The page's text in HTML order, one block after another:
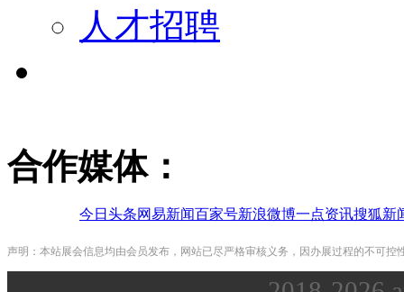
人才招聘
合作媒体：
今日头条网易新闻百家号新浪微博一点资讯搜狐新
声明：本站展会信息均由会员发布，网站已尽严格审核义务，因办展过程的不可